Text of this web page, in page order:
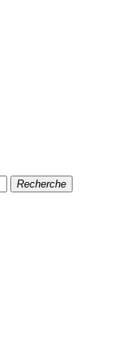
Recherche